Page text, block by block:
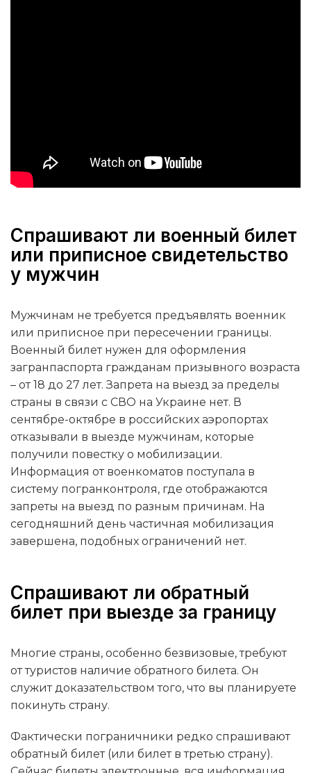
Спрашивают ли военный билет
или приписное свидетельство
у мужчин
Мужчинам не требуется предъявлять военник
или приписное при пересечении границы.
Военный билет нужен для оформления
загранпаспорта гражданам призывного возраста
– от 18 до 27 лет. Запрета на выезд за пределы
страны в связи с СВО на Украине нет. В
сентябре-октябре в российских аэропортах
отказывали в выезде мужчинам, которые
получили повестку о мобилизации.
Информация от военкоматов поступала в
систему погранконтроля, где отображаются
запреты на выезд по разным причинам. На
сегодняшний день частичная мобилизация
завершена, подобных ограничений нет.
Спрашивают ли обратный
билет при выезде за границу
Многие страны, особенно безвизовые, требуют
от туристов наличие обратного билета. Он
служит доказательством того, что вы планируете
покинуть страну.
Фактически пограничники редко спрашивают
обратный билет (или билет в третью страну).